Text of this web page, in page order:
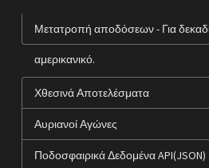
Μετατροπή αποδόσεων - Για
αμερικανικό.
Χθεσινά Αποτελέσματα
Αυριανοί Αγώνες
Ποδοσφαιρικά Δεδομένα API(JSON)